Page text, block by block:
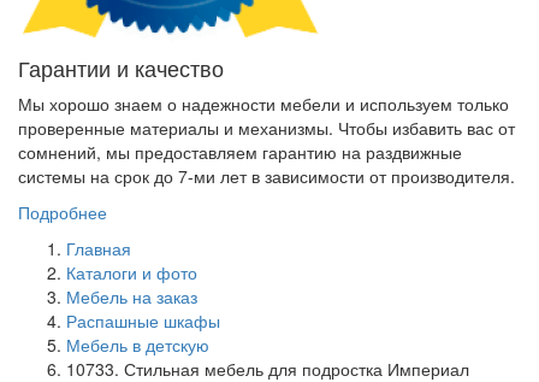
Гарантии и качество
Мы хорошо знаем о надежности мебели и используем только
проверенные материалы и механизмы. Чтобы избавить вас от
сомнений, мы предоставляем гарантию на раздвижные
системы на срок до 7-ми лет в зависимости от производителя.
Подробнее
Главная
Каталоги и фото
Мебель на заказ
Распашные шкафы
Мебель в детскую
10733. Стильная мебель для подростка Империал